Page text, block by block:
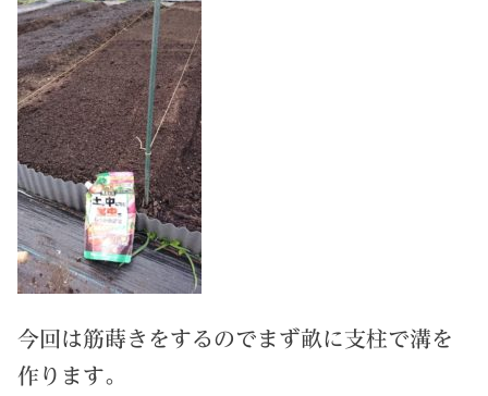
今回は筋蒔きをするのでまず畝に支柱で溝を
作ります。